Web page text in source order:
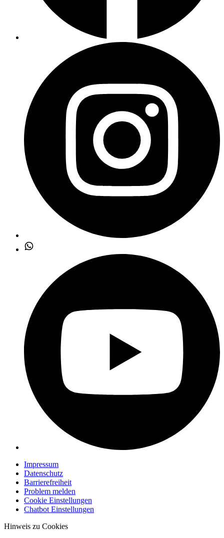
Impressum
Datenschutz
Barrierefreiheit
Problem melden
Cookie Einstellungen
Chatbot Einstellungen
Hinweis zu Cookies